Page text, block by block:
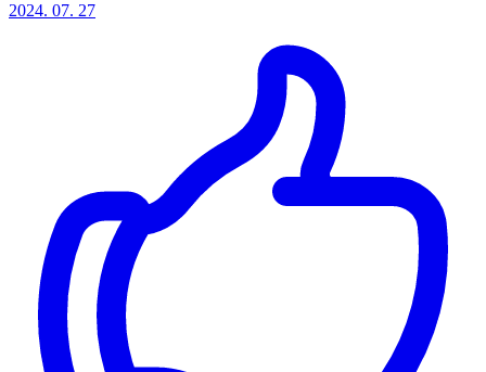
2024. 07. 27